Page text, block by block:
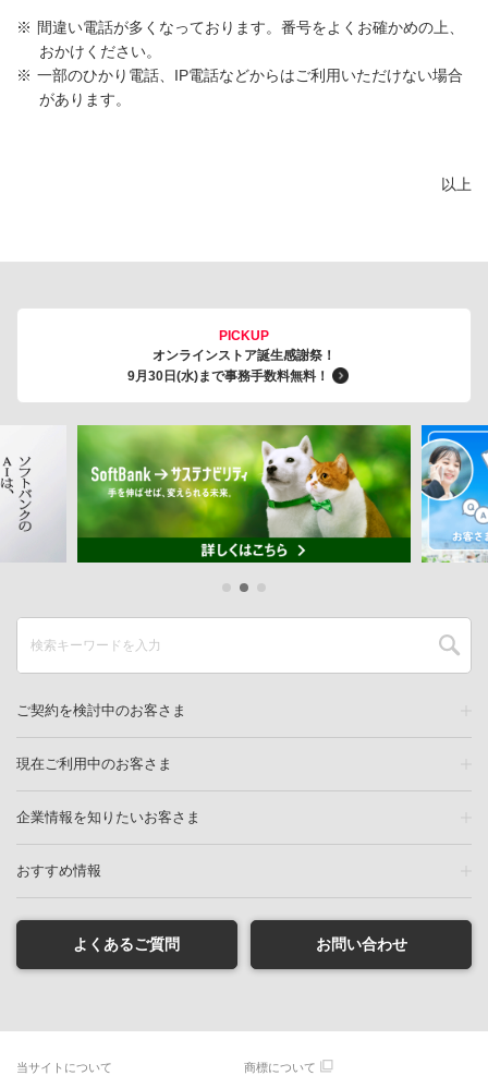
※ 間違い電話が多くなっております。番号をよくお確かめの上、
おかけください。
※ 一部のひかり電話、IP電話などからはご利用いただけない場合
があります。
以上
PICKUP
オンラインストア誕生感謝祭！
9月30日(水)まで事務手数料無料！
ご契約を検討中のお客さま
現在ご利用中のお客さま
企業情報を知りたいお客さま
おすすめ情報
よくあるご質問 お問い合わせ
当サイトについて 商標について